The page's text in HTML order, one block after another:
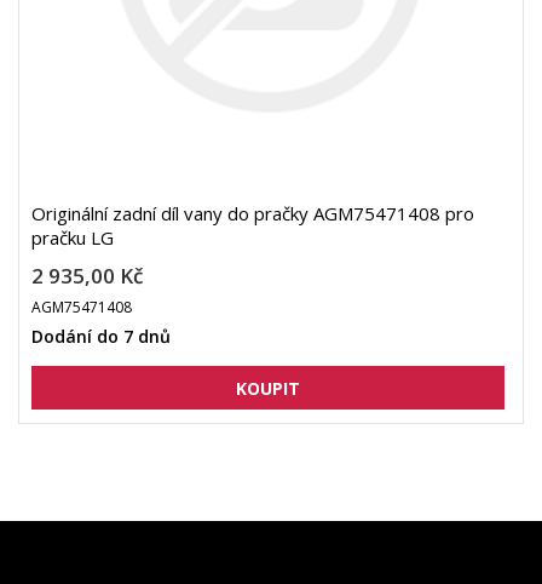
Originální zadní díl vany do pračky AGM75471408 pro
pračku LG
2 935,00 Kč
AGM75471408
Dodání do 7 dnů